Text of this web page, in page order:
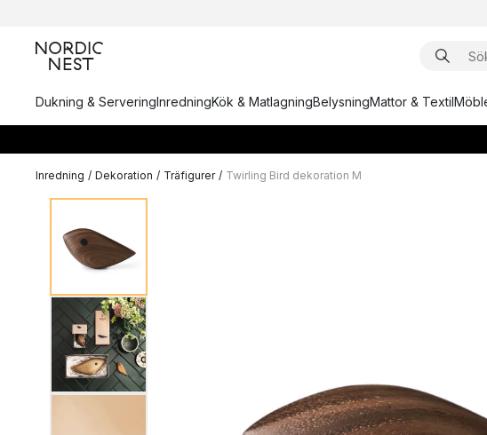
Dukning & ServeringInredningKök & MatlagningBelysningMattor & Textil
Inredning / Dekoration / Träfigurer / Twirling Bird dekoration M